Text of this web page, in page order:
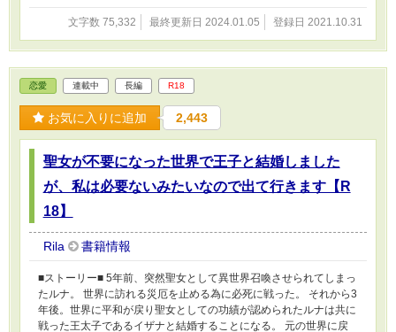
苦手な方はご注意ください。 悪魔に囚われてしまった聖女の話に
なります。文字数 75,332 最終更新日 2024.01.05 登録日 2021.10.31
恋愛 連載中 長編 R18
お気に入りに追加 2,443
聖女が不要になった世界で王子と結婚しました
が、私は必要ないみたいなので出て行きます【R
18】
Rila 書籍情報
■ストーリー■ 5年前、突然聖女として異世界召喚させられてしまっ
たルナ。 世界に訪れる災厄を止める為に必死に戦った。 それから3
年後。世界に平和が戻り聖女としての功績が認められたルナは共に
戦った王太子であるイザナと結婚することになる。 元の世界に戻